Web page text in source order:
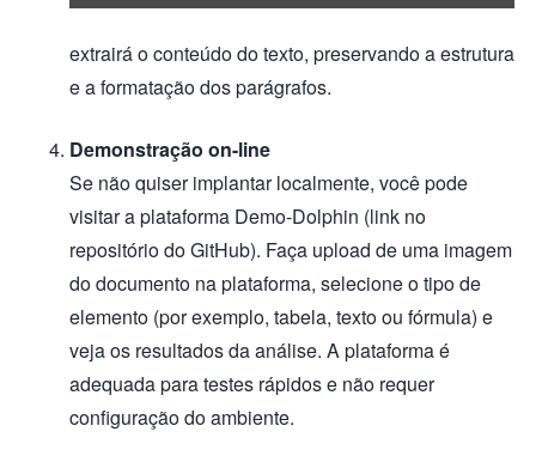
extrairá o conteúdo do texto, preservando a estrutura
e a formatação dos parágrafos.
Demonstração on-line
Se não quiser implantar localmente, você pode
visitar a plataforma Demo-Dolphin (link no
repositório do GitHub). Faça upload de uma imagem
do documento na plataforma, selecione o tipo de
elemento (por exemplo, tabela, texto ou fórmula) e
veja os resultados da análise. A plataforma é
adequada para testes rápidos e não requer
configuração do ambiente.